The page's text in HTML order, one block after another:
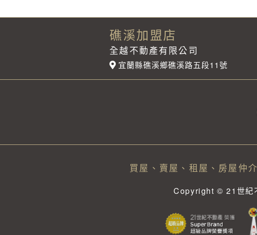
礁溪加盟店
全越不動產有限公司
宜蘭縣礁溪鄉礁溪路五段11號
買屋、賣屋、租屋、房屋仲
Copyright © 21世紀